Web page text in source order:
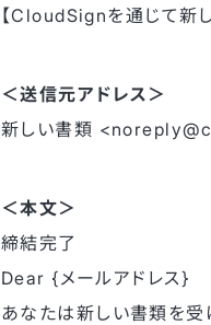
【CloudSignを通じて新
＜送信元アドレス＞
新しい書類
＜本文＞
締結完了
Dear {メールアドレス}
あなたは新しい書類を受